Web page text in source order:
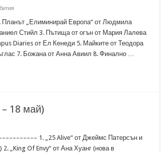
„Елиминирай Европа“ от Людмила
Стийл 3. Пътища от огън от Мария Лалева
Diaries от Ел Кенеди 5. Майките от Теодора
7. Божана от Анна Авиил 8. Финално …
18 май)
1. „25 Alive“ от Джеймс Патерсън и
„King Of Envy“ от Ана Хуанг (нова в